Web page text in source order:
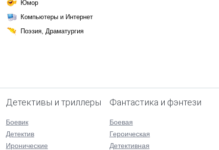
Юмор
Компьютеры и Интернет
Поэзия, Драматургия
Детективы и триллеры
Боевик
Детектив
Иронические
Фантастика и фэнтези
Боевая
Героическая
Детективная